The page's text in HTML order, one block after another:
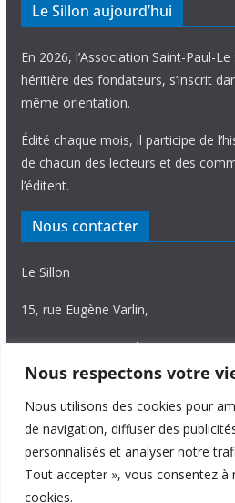
Nous respectons votre
Nous utilisons des cookies pour
de navigation, diffuser des
personnalisés et analyser notre
Tout accepter », vous consentez à
cookies.
Le Sillon aujourd’hui
En 2026, l’Association Saint-Paul-
héritière des fondateurs, s’inscrit
même orientation.
Édité chaque mois, il participe de
de chacun des lecteurs et des
l’éditent.
Nous contacter
Le Sillon
15, rue Eugène Varlin,
87036 Limoges Cedex.
Tél. 05 55 06 14 15
Nous écrire